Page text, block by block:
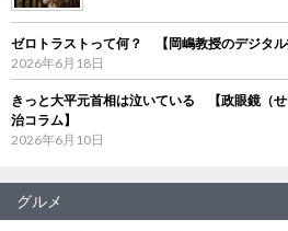
ゼロトラストって何？ 【岡嶋教授のデジタル
2026年6月18日
きっと大平元首相は泣いている 【政眼鏡（
治コラム】
2026年6月10日
グルメ